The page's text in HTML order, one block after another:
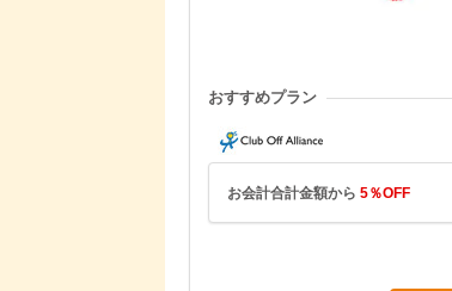
おすすめプラン
お会計合計金額から 5％OFF